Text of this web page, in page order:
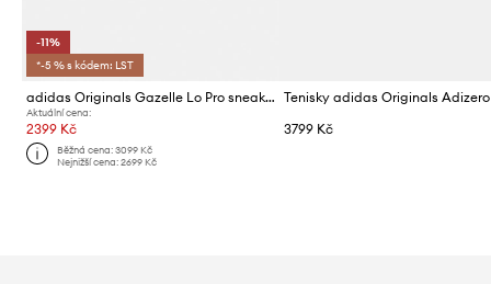
-11%
*-5 % s kódem: LST
adidas Originals Gazelle Lo Pro sneakers boty dámské semišové
Aktuální cena:
2399 Kč
Běžná cena:3099 Kč
Nejnižší cena:2699 Kč
3799 Kč